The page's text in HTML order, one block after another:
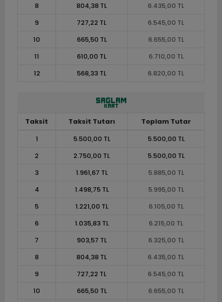
8
804,38 TL
6.435,00 TL
9
727,22 TL
6.545,00 TL
10
665,50 TL
6.655,00 TL
11
610,00 TL
6.710,00 TL
12
568,33 TL 6.820,00 TL
Taksit Taksit Tutarı
Toplam Tutar
1
5.500,00 TL
5.500,00 TL
2
2.750,00 TL
5.500,00 TL
3
1.961,67 TL
5.885,00 TL
4
1.498,75 TL
5.995,00 TL
5
1.221,00 TL
6.105,00 TL
6
1.035,83 TL
6.215,00 TL
7
903,57 TL
6.325,00 TL
8
804,38 TL
6.435,00 TL
9
727,22 TL
6.545,00 TL
10
665,50 TL
6.655,00 TL